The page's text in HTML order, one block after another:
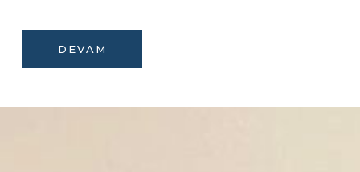
DEVAM